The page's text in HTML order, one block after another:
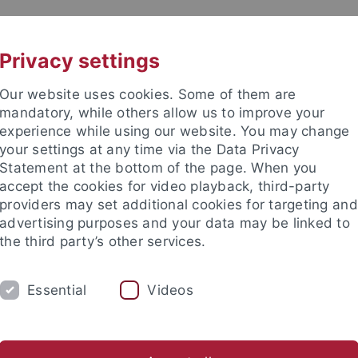
Fakultät
Bildungsforschung
KONTAKT
und Sozialwissenschaftliche Fakultät
Privacy settings
Our website uses cookies. Some of them are
mandatory, while others allow us to improve your
experience while using our website. You may change
your settings at any time via the Data Privacy
Statement at the bottom of the page. When you
accept the cookies for video playback, third-party
providers may set additional cookies for targeting and
advertising purposes and your data may be linked to
the third party’s other services.
Essential Videos